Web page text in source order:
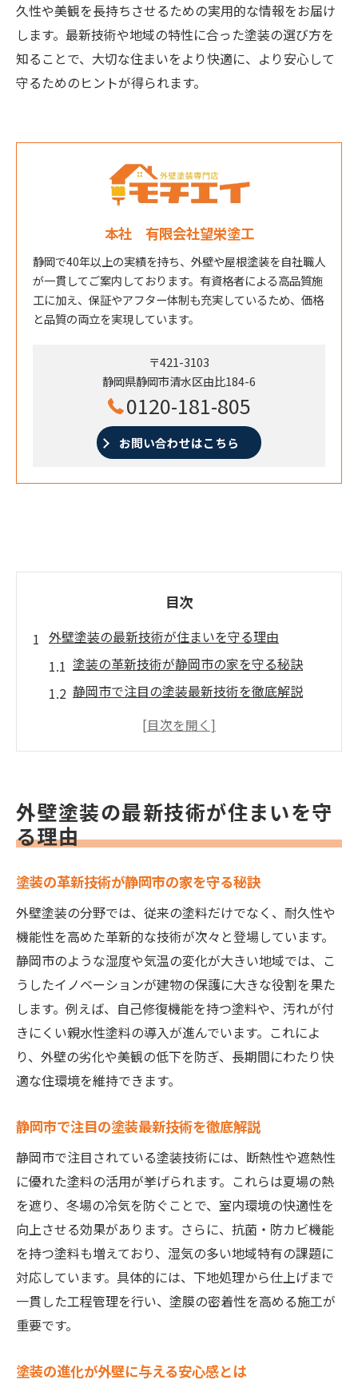
久性や美観を長持ちさせるための実用的な情報をお届け
します。最新技術や地域の特性に合った塗装の選び方を
知ることで、大切な住まいをより快適に、より安心して
守るためのヒントが得られます。
本社 有限会社望栄塗工
静岡で40年以上の実績を持ち、外壁や屋根塗装を自社職人
が一貫してご案内しております。有資格者による高品質施
工に加え、保証やアフター体制も充実しているため、価格
と品質の両立を実現しています。
〒421-3103
静岡県静岡市清水区由比184-6
0120-181-805
お問い合わせはこちら
目次
外壁塗装の最新技術が住まいを守る理由
塗装の革新技術が静岡市の家を守る秘訣
静岡市で注目の塗装最新技術を徹底解説
塗装の進化が外壁に与える安心感とは
外壁塗装で暮らしが変わる最新トレンド
静岡市で注目される塗装イノベーションとは
化
静岡市で話題の塗装革命とその特徴
最新塗装イノベーションの実例と効果
塗装分野のイノベーションが選ばれる理由
静岡市の外壁塗装に求められる革新技術
塗装イノベーションの選び方と注意点
塗装の耐久性を高める秘訣を徹底解説
塗装の耐久性を左右する重要なポイント
外壁塗装の寿命を延ばす実践的な方法
塗装メンテナンスで耐久性を確保するコツ
選ぶべき塗装材と施工法のポイント
静岡市で失敗しない塗装耐久性の考え方
外壁の色選びで失敗しない塗装ポイント
塗装で外壁の色選びに失敗しない方法
静岡市の気候に合う塗装色の見極め方
外壁塗装で避けたい色とその理由
塗装色決定時に役立つプロのアドバイス
外壁塗装の最新技術が住まいを守
る理由
塗装の革新技術が静岡市の家を守る秘訣
外壁塗装の分野では、従来の塗料だけでなく、耐久性や
機能性を高めた革新的な技術が次々と登場しています。
静岡市のような湿度や気温の変化が大きい地域では、こ
うしたイノベーションが建物の保護に大きな役割を果た
します。例えば、自己修復機能を持つ塗料や、汚れが付
きにくい親水性塗料の導入が進んでいます。これによ
り、外壁の劣化や美観の低下を防ぎ、長期間にわたり快
適な住環境を維持できます。
静岡市で注目の塗装最新技術を徹底解説
静岡市で注目されている塗装技術には、断熱性や遮熱性
に優れた塗料の活用が挙げられます。これらは夏場の熱
を遮り、冬場の冷気を防ぐことで、室内環境の快適性を
向上させる効果があります。さらに、抗菌・防カビ機能
を持つ塗料も増えており、湿気の多い地域特有の課題に
対応しています。具体的には、下地処理から仕上げまで
一貫した工程管理を行い、塗膜の密着性を高める施工が
重要です。
塗装の進化が外壁に与える安心感とは